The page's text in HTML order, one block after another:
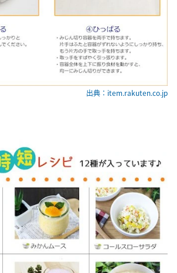
出典：item.rakuten.co.jp